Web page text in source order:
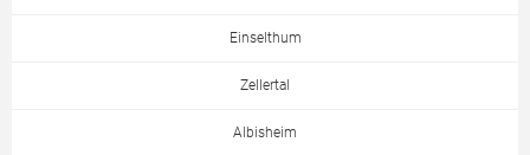
Einselthum
Zellertal
Albisheim